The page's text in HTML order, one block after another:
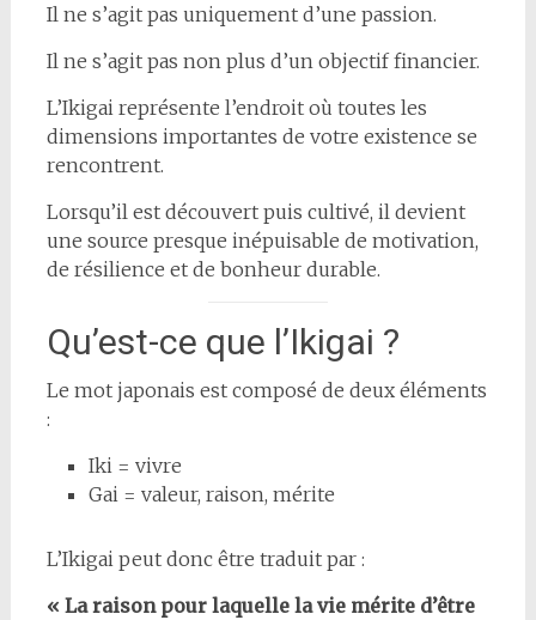
Il ne s’agit pas uniquement d’une passion.
Il ne s’agit pas non plus d’un objectif financier.
L’Ikigai représente l’endroit où toutes les
dimensions importantes de votre existence se
rencontrent.
Lorsqu’il est découvert puis cultivé, il devient
une source presque inépuisable de motivation,
de résilience et de bonheur durable.
Qu’est-ce que l’Ikigai ?
Le mot japonais est composé de deux éléments
:
Iki = vivre
Gai = valeur, raison, mérite
L’Ikigai peut donc être traduit par :
« La raison pour laquelle la vie mérite d’être